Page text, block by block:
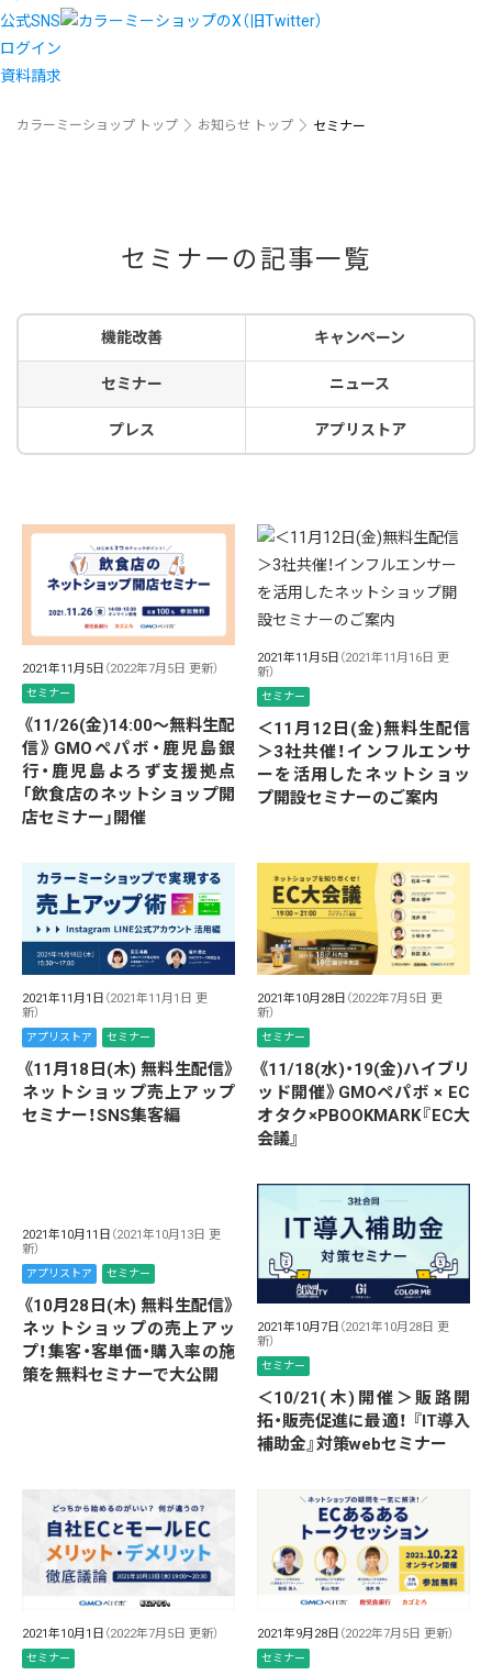
公式SNS
ログイン
資料請求
カラーミーショップ トップ お知らせ トップ セミナー
セミナーの記事一覧
機能改善 キャンペーン
セミナー ニュース
プレス アプリストア
2021年11月5日 （2022年7月5日 更新）
セミナー
《11/26(金)14:00～無料生配
信》GMOペパボ・鹿児島銀
行・鹿児島よろず支援拠点
「飲食店のネットショップ開
店セミナー」開催
2021年11月5日 （2021年11月16日 更
新）
セミナー
＜11月12日(金)無料生配信
＞3社共催！インフルエンサ
ーを活用したネットショッ
プ開設セミナーのご案内
2021年11月1日 （2021年11月1日 更
新）
アプリストア セミナー
《11月18日(木) 無料生配信》
ネットショップ売上アップ
セミナー！SNS集客編
2021年10月28日 （2022年7月5日 更
新）
セミナー
《11/18(水)・19(金)ハイブリ
ッド開催》GMOペパボ × EC
オタク×PBOOKMARK『EC大
会議』
2021年10月11日 （2021年10月13日 更
新）
アプリストア セミナー
《10月28日(木) 無料生配信》
ネットショップの売上アッ
プ！集客・客単価・購入率の施
策を無料セミナーで大公開
2021年10月7日 （2021年10月28日 更
新）
セミナー
＜10/21(木)開催＞販路開
拓・販売促進に最適！ 『IT導入
補助金』対策webセミナー
2021年10月1日 （2022年7月5日 更新）
セミナー
2021年9月28日 （2022年7月5日 更新）
セミナー